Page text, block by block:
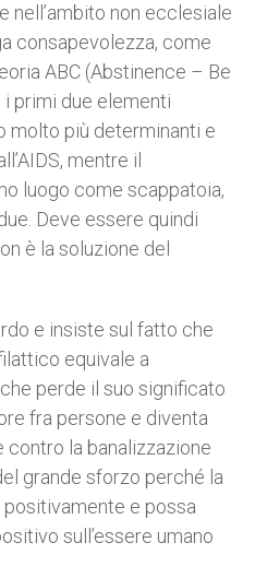
nell’ambito non ecclesiale
consapevolezza, come
ABC (Abstinence – Be
i primi due elementi
molto più determinanti e
mentre il
luogo come scappatoia,
Deve essere quindi
è la soluzione del
e insiste sul fatto che
equivale a
perde il suo significato
fra persone e diventa
contro la banalizzazione
grande sforzo perché la
e possa
sull’essere umano